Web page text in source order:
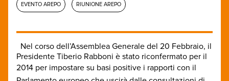
EVENTO AREPO RIUNIONE AREPO
Nel corso dell’Assemblea Generale del 20 Febbraio, il
Presidente Tiberio Rabboni è stato riconfermato per il
2014 per impostare su basi positive i rapporti con il